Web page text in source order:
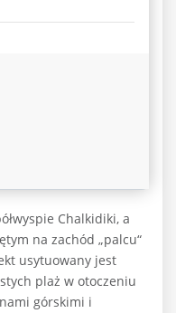
Chalkidiki, a
na zachód „palcu“
usytuowany jest
plaż w otoczeniu
górskimi i